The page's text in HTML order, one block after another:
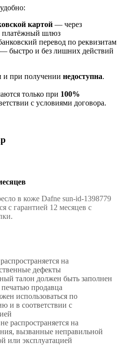
картой — через
шлюз
перевод по реквизитам
— быстро и без лишних действий
при получении недоступна.
только при 100%
с условиями договора.
в коже Dafne sun-id-1398779
с гарантией 12 месяцев с
на
дефекты
талон должен быть заполнен
печатью продавца
использоваться по
и в соответствии с
распространяется на
вызванные неправильной
или эксплуатацией